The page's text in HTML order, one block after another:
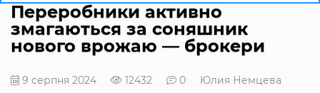
Переробники активно
змагаються за соняшник
нового врожаю — брокери
9 серпня 2024 12432 0 Юлия Немцева